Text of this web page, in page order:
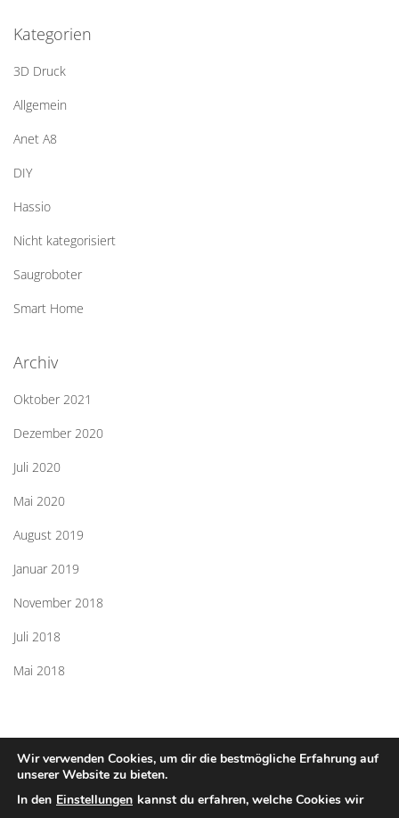
Kategorien
3D Druck
Allgemein
Anet A8
DIY
Hassio
Nicht kategorisiert
Saugroboter
Smart Home
Archiv
Oktober 2021
Dezember 2020
Juli 2020
Mai 2020
August 2019
Januar 2019
November 2018
Juli 2018
Mai 2018
Wir verwenden Cookies, um dir die bestmögliche Erfahrung auf
unserer Website zu bieten.
In den Einstellungen kannst du erfahren, welche Cookies wir